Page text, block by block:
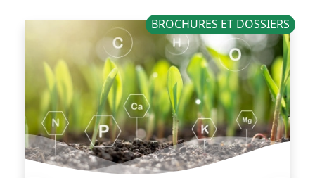
BROCHURES ET DOSSIERS